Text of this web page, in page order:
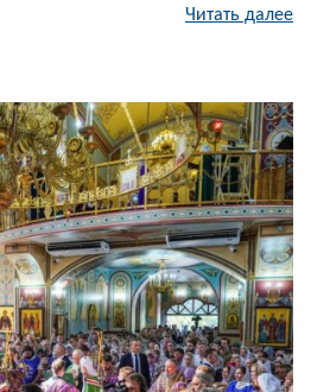
Читать далее